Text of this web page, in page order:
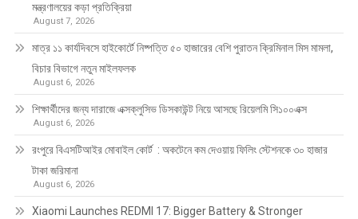
মন্ত্রণালয়ের কড়া প্রতিক্রিয়া
August 7, 2026
মাত্র ১১ কার্যদিবসে হাইকোর্টে নিষ্পত্তি ৫০ হাজারের বেশি পুরাতন ক্রিমিনাল মিস মামলা,
বিচার বিভাগে নতুন মাইলফলক
August 6, 2026
শিক্ষার্থীদের জন্য দারাজে এক্সক্লুসিভ ডিসকাউন্ট নিয়ে আসছে রিয়েলমি সি১০০এক্স
August 6, 2026
রংপুরে বিএসটিআইর মোবাইল কোর্ট : অকটেনে কম দেওয়ায় ফিলিং স্টেশনকে ৩০ হাজার
টাকা জরিমানা
August 6, 2026
Xiaomi Launches REDMI 17: Bigger Battery & Stronger